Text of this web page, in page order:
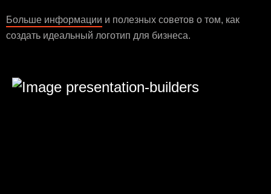
Больше информации и полезных советов о том, как
создать идеальный логотип для бизнеса.